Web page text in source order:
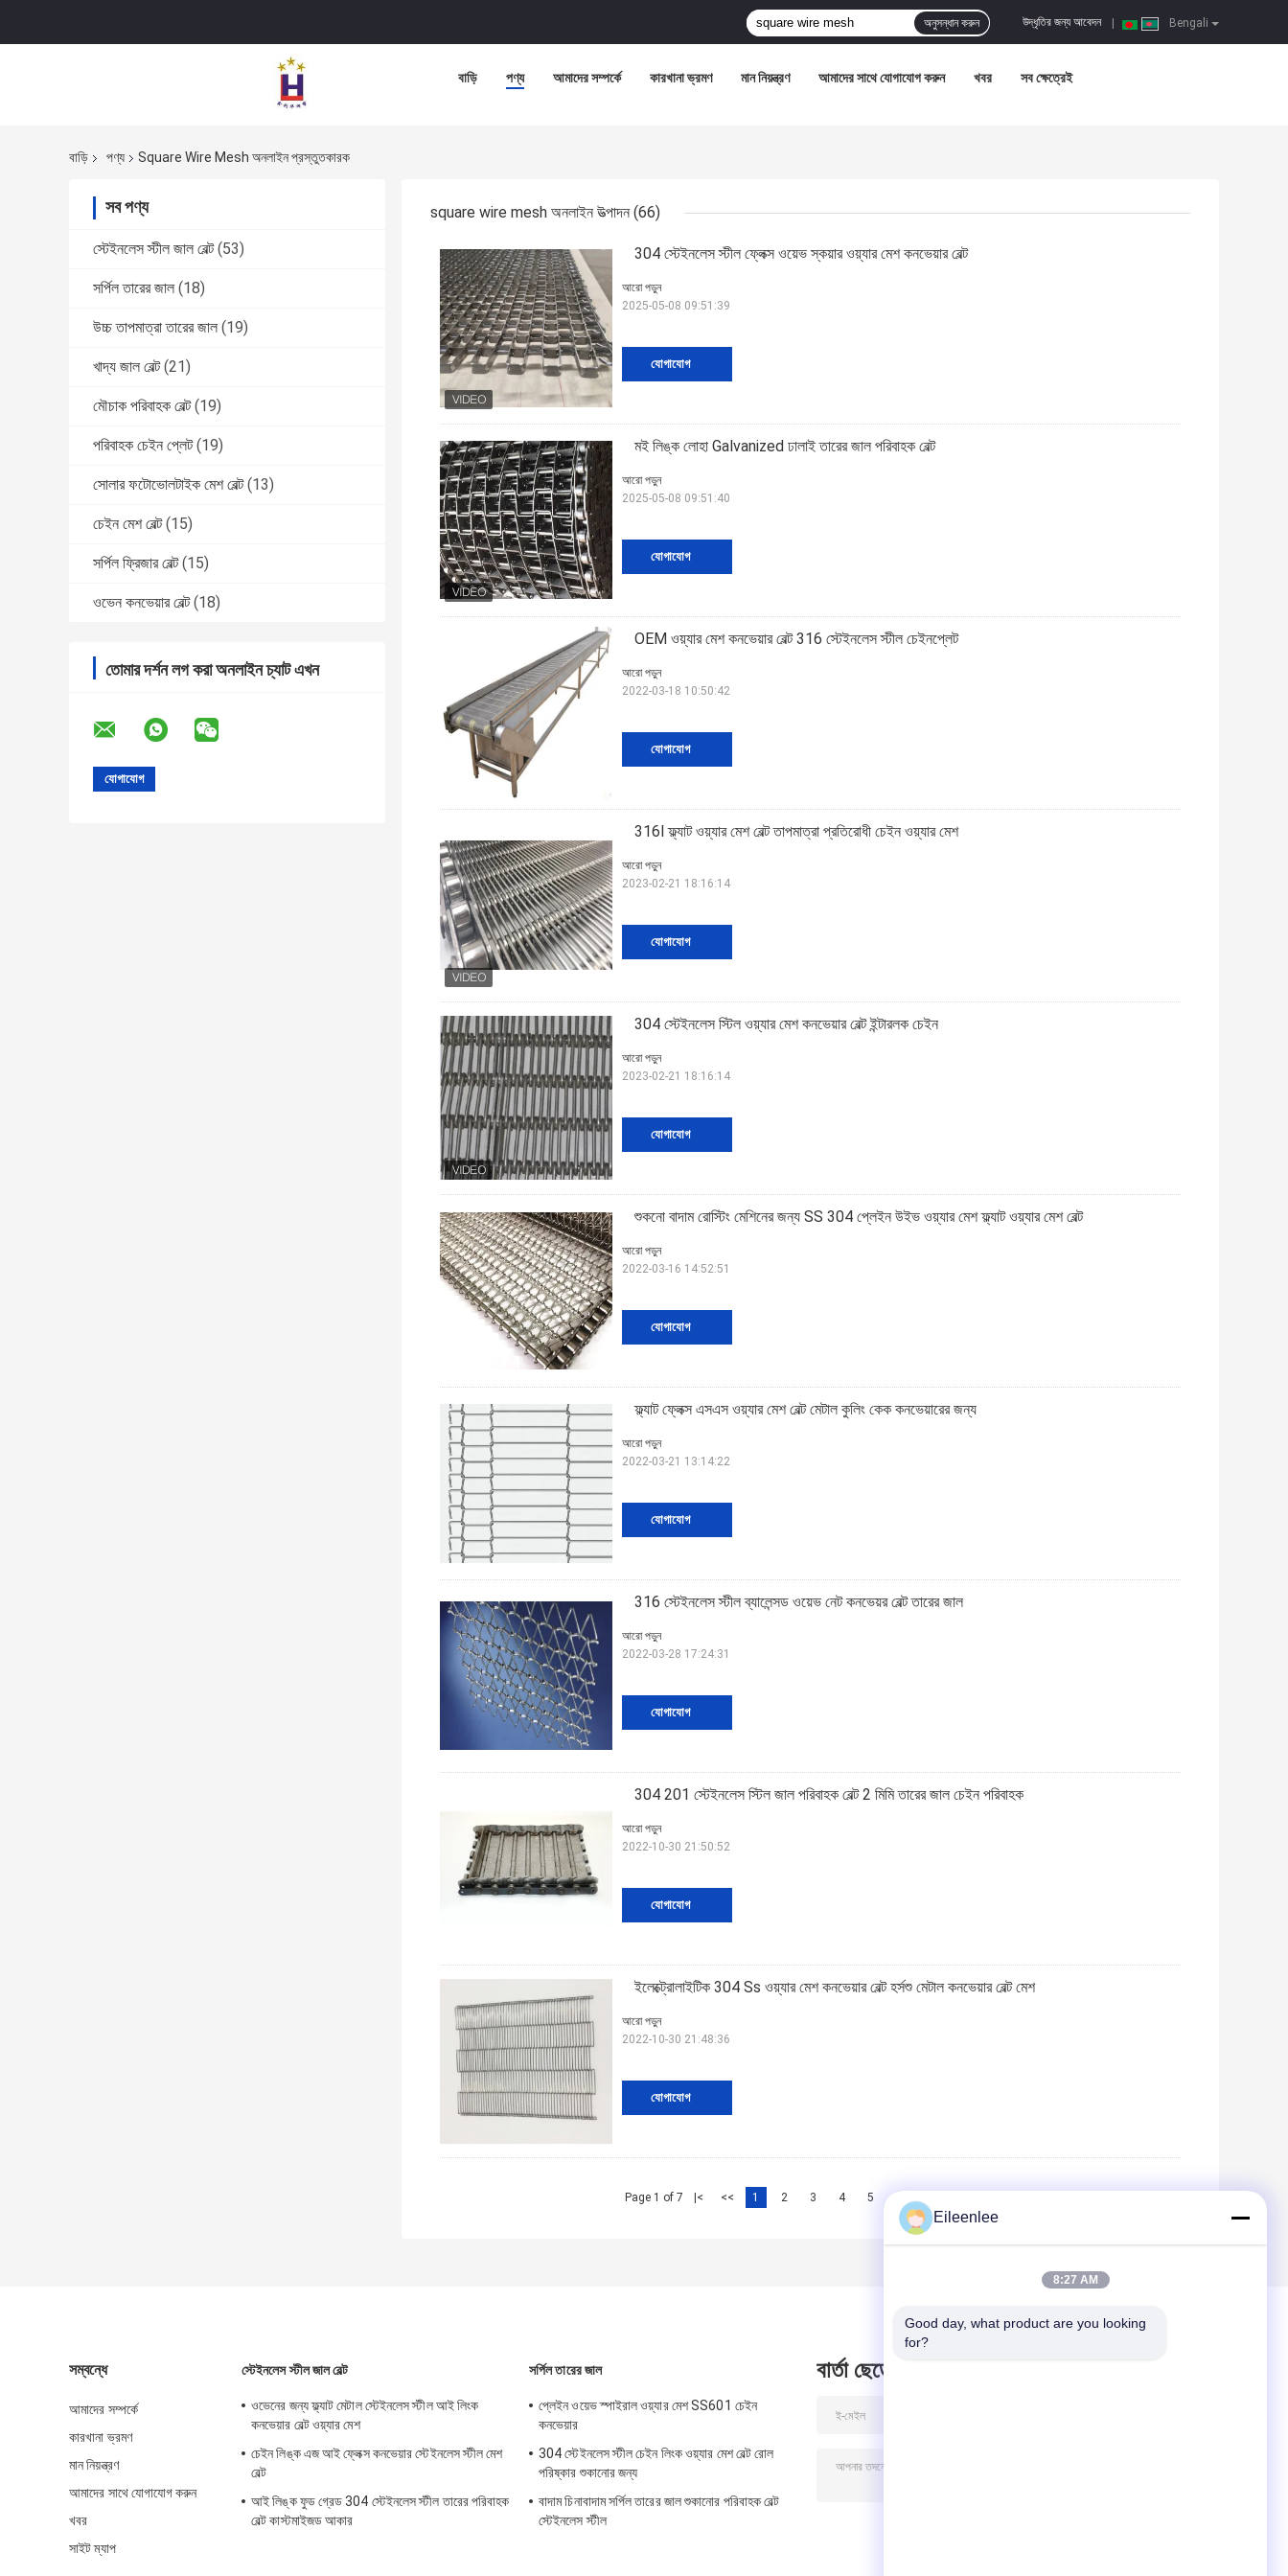
Bengali
উদ্ধৃতির জন্য আবেদন
অনুসন্ধান করুন
বাড়ি পণ্য আমাদের সম্পর্কে কারখানা ভ্রমণ মান নিয়ন্ত্রণ আমাদের সাথে যোগাযোগ করুন খবর সব ক্ষেত্রেই
বাড়ি পণ্য Square Wire Mesh অনলাইন প্রস্তুতকারক
সব পণ্য
স্টেইনলেস স্টীল জাল বেল্ট (53)
সর্পিল তারের জাল (18)
উচ্চ তাপমাত্রা তারের জাল (19)
খাদ্য জাল বেল্ট (21)
মৌচাক পরিবাহক বেল্ট (19)
পরিবাহক চেইন প্লেট (19)
সোলার ফটোভোলটাইক মেশ বেল্ট (13)
চেইন মেশ বেল্ট (15)
সর্পিল ফ্রিজার বেল্ট (15)
ওভেন কনভেয়ার বেল্ট (18)
তোমার দর্শন লগ করা অনলাইন চ্যাট এখন
square wire mesh অনলাইন উত্পাদন (66)
304 স্টেইনলেস স্টীল ফ্লেক্স ওয়েভ স্কয়ার ওয়্যার মেশ কনভেয়ার বেল্ট
যোগাযোগ
আরো পড়ুন
2025-05-08 09:51:39
মই লিঙ্ক লোহা Galvanized ঢালাই তারের জাল পরিবাহক বেল্ট
যোগাযোগ
আরো পড়ুন
2025-05-08 09:51:40
OEM ওয়্যার মেশ কনভেয়ার বেল্ট 316 স্টেইনলেস স্টীল চেইনপ্লেট
যোগাযোগ
আরো পড়ুন
2022-03-18 10:50:42
316l ফ্ল্যাট ওয়্যার মেশ বেল্ট তাপমাত্রা প্রতিরোধী চেইন ওয়্যার মেশ
যোগাযোগ
আরো পড়ুন
2023-02-21 18:16:14
304 স্টেইনলেস স্টিল ওয়্যার মেশ কনভেয়ার বেল্ট ইন্টারলক চেইন
যোগাযোগ
আরো পড়ুন
2023-02-21 18:16:14
শুকনো বাদাম রোস্টিং মেশিনের জন্য SS 304 প্লেইন উইভ ওয়্যার মেশ ফ্ল্যাট ওয়্যার মেশ বেল্ট
যোগাযোগ
আরো পড়ুন
2022-03-16 14:52:51
ফ্ল্যাট ফ্লেক্স এসএস ওয়্যার মেশ বেল্ট মেটাল কুলিং কেক কনভেয়ারের জন্য
যোগাযোগ
আরো পড়ুন
2022-03-21 13:14:22
316 স্টেইনলেস স্টীল ব্যালেন্সড ওয়েভ নেট কনভেয়র বেল্ট তারের জাল
যোগাযোগ
আরো পড়ুন
2022-03-28 17:24:31
304 201 স্টেইনলেস স্টিল জাল পরিবাহক বেল্ট 2 মিমি তারের জাল চেইন পরিবাহক
যোগাযোগ
আরো পড়ুন
2022-10-30 21:50:52
ইলেক্ট্রোলাইটিক 304 Ss ওয়্যার মেশ কনভেয়ার বেল্ট হর্সশু মেটাল কনভেয়ার বেল্ট মেশ
যোগাযোগ
আরো পড়ুন
2022-10-30 21:48:36
Page 1 of 7 |< << 1 2 3 4 5
সম্বন্ধে
আমাদের সম্পর্কে
কারখানা ভ্রমণ
মান নিয়ন্ত্রণ
আমাদের সাথে যোগাযোগ করুন
খবর
সাইট ম্যাপ
স্টেইনলেস স্টীল জাল বেল্ট
ওভেনের জন্য ফ্ল্যাট মেটাল স্টেইনলেস স্টীল আই লিংক
কনভেয়ার বেল্ট ওয়্যার মেশ
চেইন লিঙ্ক এজ আই ফ্লেক্স কনভেয়ার স্টেইনলেস স্টীল মেশ
বেল্ট
আই লিঙ্ক ফুড গ্রেড 304 স্টেইনলেস স্টীল তারের পরিবাহক
বেল্ট কাস্টমাইজড আকার
সর্পিল তারের জাল
প্লেইন ওয়েভ স্পাইরাল ওয়্যার মেশ SS601 চেইন
কনভেয়ার
304 স্টেইনলেস স্টীল চেইন লিংক ওয়্যার মেশ বেল্ট রোল
পরিষ্কার শুকানোর জন্য
বাদাম চিনাবাদাম সর্পিল তারের জাল শুকানোর পরিবাহক বেল্ট
স্টেইনলেস স্টীল
বার্তা ছেড়ে
Eileenlee
8:27 AM
Good day, what product are you looking
for?